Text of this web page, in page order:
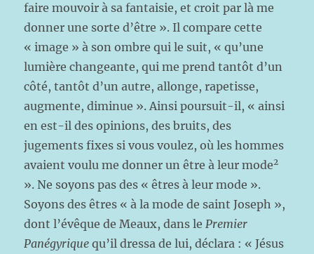
faire mouvoir à sa fantaisie, et croit par là me
donner une sorte d’être ». Il compare cette
« image » à son ombre qui le suit, « qu’une
lumière changeante, qui me prend tantôt d’un
côté, tantôt d’un autre, allonge, rapetisse,
augmente, diminue ». Ainsi poursuit-il, « ainsi
en est-il des opinions, des bruits, des
jugements fixes si vous voulez, où les hommes
avaient voulu me donner un être à leur mode2
». Ne soyons pas des « êtres à leur mode ».
Soyons des êtres « à la mode de saint Joseph »,
dont l’évêque de Meaux, dans lePremier
Panégyrique qu’il dressa de lui, déclara : « Jésus